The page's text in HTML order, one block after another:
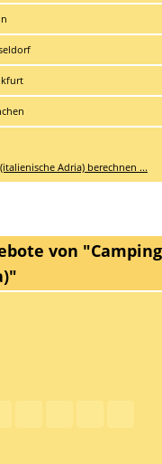
Adria) berechnen ...
von